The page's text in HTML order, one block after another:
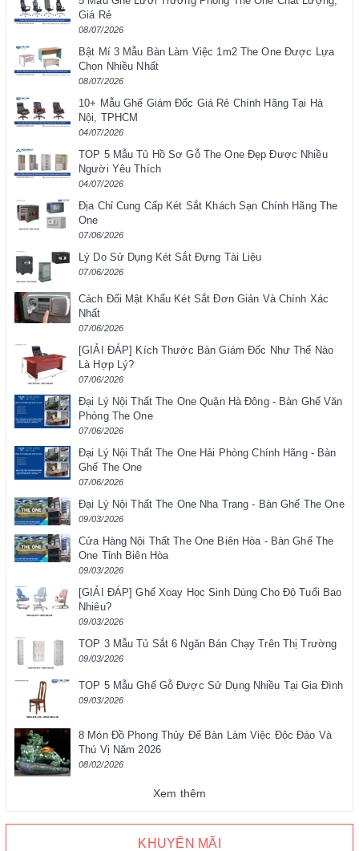
Giá Rẻ
08/07/2026
Bật Mí 3 Mẫu Bàn Làm Việc 1m2 The One Được Lựa
Chọn Nhiều Nhất
08/07/2026
10+ Mẫu Ghế Giám Đốc Giá Rẻ Chính Hãng Tại Hà
Nội, TPHCM
04/07/2026
TOP 5 Mẫu Tủ Hồ Sơ Gỗ The One Đẹp Được Nhiều
Người Yêu Thích
04/07/2026
Địa Chỉ Cung Cấp Két Sắt Khách Sạn Chính Hãng The
One
07/06/2026
Lý Do Sử Dụng Két Sắt Đựng Tài Liệu
07/06/2026
Cách Đổi Mật Khẩu Két Sắt Đơn Giản Và Chính Xác
Nhất
07/06/2026
[GIẢI ĐÁP] Kích Thước Bàn Giám Đốc Như Thế Nào
Là Hợp Lý?
07/06/2026
Đại Lý Nội Thất The One Quận Hà Đông - Bàn Ghế Văn
Phòng The One
07/06/2026
Đại Lý Nội Thất The One Hải Phòng Chính Hãng - Bàn
Ghế The One
07/06/2026
Đại Lý Nội Thất The One Nha Trang - Bàn Ghế The One
09/03/2026
Cửa Hàng Nội Thất The One Biên Hòa - Bàn Ghế The
One Tỉnh Biên Hòa
09/03/2026
[GIẢI ĐÁP] Ghế Xoay Học Sinh Dùng Cho Độ Tuổi Bao
Nhiêu?
09/03/2026
TOP 3 Mẫu Tủ Sắt 6 Ngăn Bán Chạy Trên Thị Trường
09/03/2026
TOP 5 Mẫu Ghế Gỗ Được Sử Dụng Nhiều Tại Gia Đình
09/03/2026
8 Món Đồ Phong Thủy Để Bàn Làm Việc Độc Đáo Và
Thú Vị Năm 2026
08/02/2026
Xem thêm
KHUYẾN MÃI